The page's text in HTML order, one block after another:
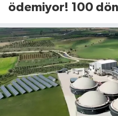
ödemiyor! 100